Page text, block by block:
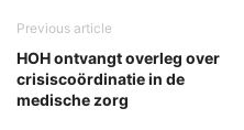
Previous article
HOH ontvangt overleg over
crisiscoördinatie in de
medische zorg